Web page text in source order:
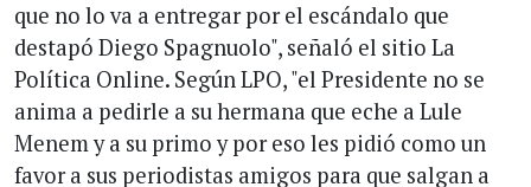
que no lo va a entregar por el escándalo que
destapó Diego Spagnuolo", señaló el sitio La
Política Online. Según LPO, "el Presidente no se
anima a pedirle a su hermana que eche a Lule
Menem y a su primo y por eso les pidió como un
favor a sus periodistas amigos para que salgan a